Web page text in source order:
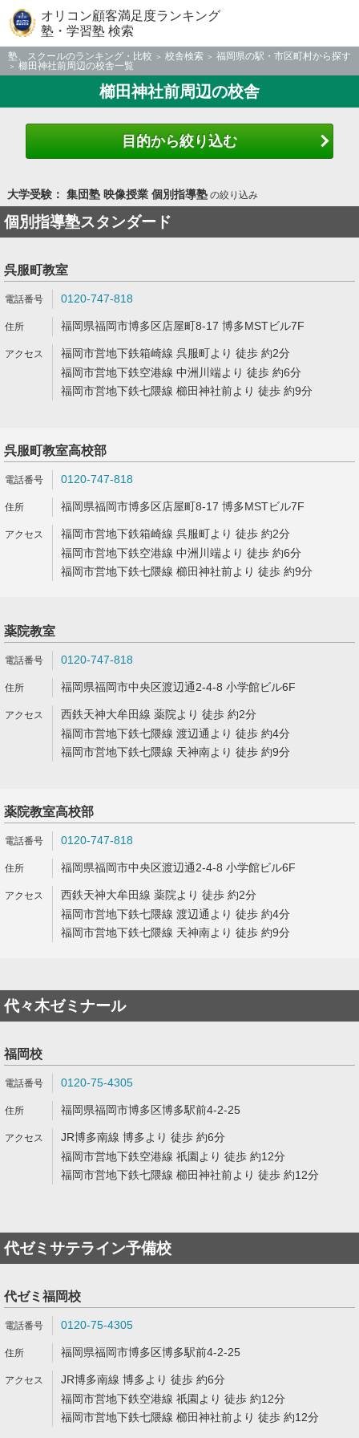
オリコン顧客満足度ランキング
塾・学習塾 検索
塾、スクールのランキング・比較 校舎検索
福岡県の駅・市区町村から探す
櫛田神社前周辺の校舎一覧
櫛田神社前周辺の校舎
目的から絞り込む
大学受験： 集団塾 映像授業 個別指導塾の絞り込み
個別指導塾スタンダード
呉服町教室
0120-747-818
福岡県福岡市博多区店屋町8-17 博多MSTビル7F
福岡市営地下鉄箱崎線 呉服町より 徒歩 約2分
福岡市営地下鉄空港線 中洲川端より 徒歩 約6分
福岡市営地下鉄七隈線 櫛田神社前より 徒歩 約9分
呉服町教室高校部
0120-747-818
福岡県福岡市博多区店屋町8-17 博多MSTビル7F
福岡市営地下鉄箱崎線 呉服町より 徒歩 約2分
福岡市営地下鉄空港線 中洲川端より 徒歩 約6分
福岡市営地下鉄七隈線 櫛田神社前より 徒歩 約9分
薬院教室
0120-747-818
福岡県福岡市中央区渡辺通2-4-8 小学館ビル6F
西鉄天神大牟田線 薬院より 徒歩 約2分
福岡市営地下鉄七隈線 渡辺通より 徒歩 約4分
福岡市営地下鉄七隈線 天神南より 徒歩 約9分
薬院教室高校部
0120-747-818
福岡県福岡市中央区渡辺通2-4-8 小学館ビル6F
西鉄天神大牟田線 薬院より 徒歩 約2分
福岡市営地下鉄七隈線 渡辺通より 徒歩 約4分
福岡市営地下鉄七隈線 天神南より 徒歩 約9分
代々木ゼミナール
福岡校
0120-75-4305
福岡県福岡市博多区博多駅前4-2-25
JR博多南線 博多より 徒歩 約6分
福岡市営地下鉄空港線 祇園より 徒歩 約12分
福岡市営地下鉄七隈線 櫛田神社前より 徒歩 約12分
代ゼミサテライン予備校
代ゼミ福岡校
0120-75-4305
福岡県福岡市博多区博多駅前4-2-25
JR博多南線 博多より 徒歩 約6分
福岡市営地下鉄空港線 祇園より 徒歩 約12分
福岡市営地下鉄七隈線 櫛田神社前より 徒歩 約12分